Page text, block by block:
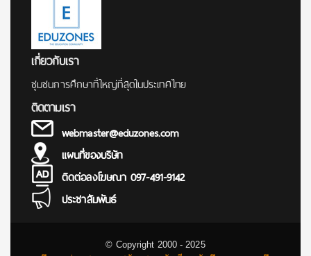
เกี่ยวกับเรา
ชุมชนการศึกษาที่ใหญ่ที่สุดในประเทศไทย
ติดตามเรา
webmaster@eduzones.com
แผนที่ของบริษัท
ติดต่อลงโฆษณา 097-491-9142
ประชาสัมพันธ์
© Copyright 2000 - 2025